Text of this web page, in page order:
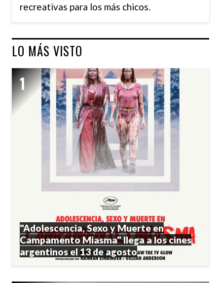
recreativas para los más chicos.
LO MÁS VISTO
"Adolescencia, Sexo y Muerte en
Campamento Miasma" llega a los cines
argentinos el 13 de agosto